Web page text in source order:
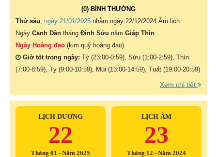
(0) BÌNH THƯỜNG
Thứ sáu ngày 21/01/2025 nhằm ngày 22/12/2024 Âm lịch
Ngày Canh Dần tháng Đinh Sửu năm Giáp Thìn
Ngày Hoàng đạo (kim quỹ hoàng đạo)
Giờ tốt trong ngày: Tý (23:00-0:59), Sửu (1:00-2:59), Thìn
(7:00-8:59), Tỵ (9:00-10:59), Mùi (13:00-14:59), Tuất (19:00-20:59)
Xem chi tiết
LỊCH DƯƠNG
22
Tháng 01 - Năm 2025
LỊCH ÂM
23
Tháng 12 - Năm 2024